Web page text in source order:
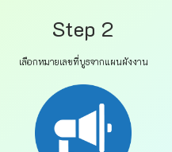
Step 2
เลือกหมายเลขที่บูธจากแผนผังงาน